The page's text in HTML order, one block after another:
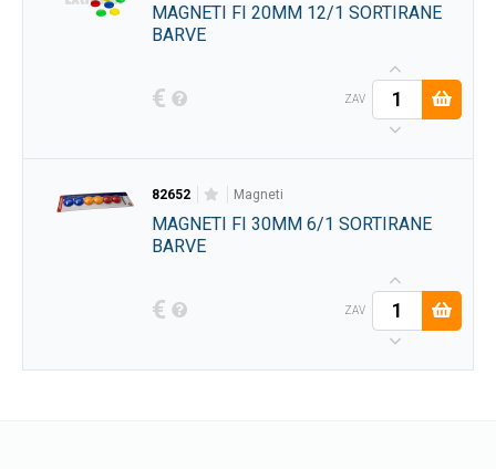
MAGNETI FI 20MM 12/1 SORTIRANE
BARVE
€ ZAV
82652 magneti
MAGNETI FI 30MM 6/1 SORTIRANE
BARVE
€ ZAV